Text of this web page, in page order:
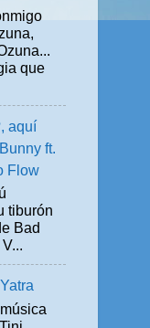
que
aquí
ft.
Flow
tiburón
Bad